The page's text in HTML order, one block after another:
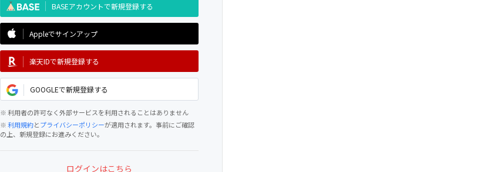
BASEアカウントで新規登録する
Appleでサインアップ
楽天IDで新規登録する
GOOGLEで新規登録する
※ 利用者の許可なく外部サービスを利用されることはありません
※利用規約とプライバシーポリシーが適用されます。事前にご確認
の上、新規登録にお進みください。
ログインはこちら